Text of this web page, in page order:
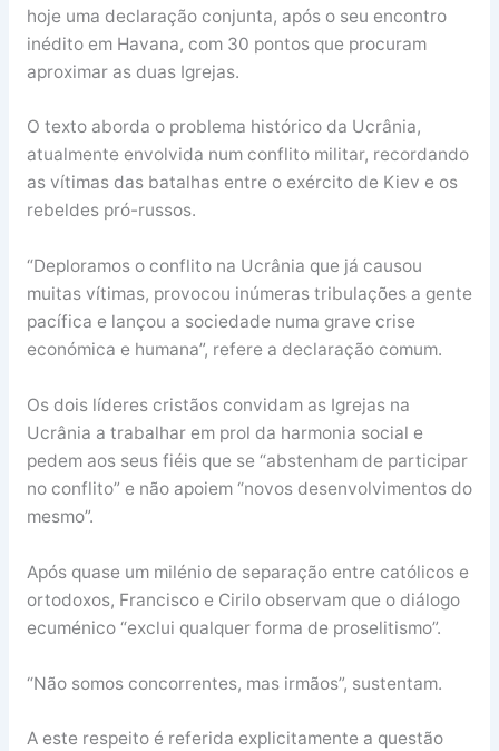
hoje uma declaração conjunta, após o seu encontro
inédito em Havana, com 30 pontos que procuram
aproximar as duas Igrejas.
O texto aborda o problema histórico da Ucrânia,
atualmente envolvida num conflito militar, recordando
as vítimas das batalhas entre o exército de Kiev e os
rebeldes pró-russos.
“Deploramos o conflito na Ucrânia que já causou
muitas vítimas, provocou inúmeras tribulações a gente
pacífica e lançou a sociedade numa grave crise
económica e humana”, refere a declaração comum.
Os dois líderes cristãos convidam as Igrejas na
Ucrânia a trabalhar em prol da harmonia social e
pedem aos seus fiéis que se “abstenham de participar
no conflito” e não apoiem “novos desenvolvimentos do
mesmo”.
Após quase um milénio de separação entre católicos e
ortodoxos, Francisco e Cirilo observam que o diálogo
ecuménico “exclui qualquer forma de proselitismo”.
“Não somos concorrentes, mas irmãos”, sustentam.
A este respeito é referida explicitamente a questão